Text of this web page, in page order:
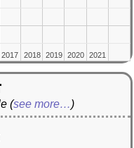
2018
2018 2020
2020
2017
2017 2019
2019 2021
2021
(see more…)